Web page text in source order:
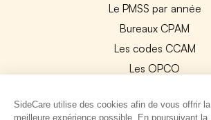
Le PMSS par année
Bureaux CPAM
Les codes CCAM
Les OPCO
Réseaux de soins
SideCare utilise des cookies afin de vous offrir la
meilleure expérience possible. En poursuivant la